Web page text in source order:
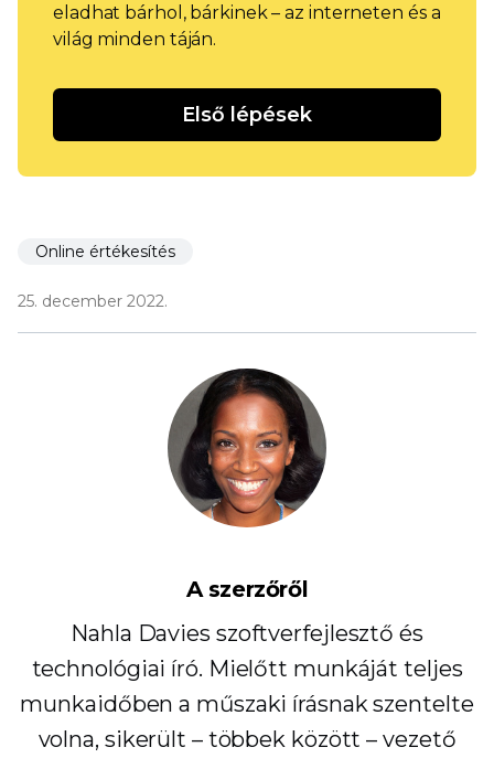
eladhat bárhol, bárkinek – az interneten és a
világ minden táján.
Első lépések
Online értékesítés
25. december 2022.
A szerzőről
Nahla Davies szoftverfejlesztő és
technológiai író. Mielőtt munkáját teljes
munkaidőben a műszaki írásnak szentelte
volna, sikerült – többek között – vezető